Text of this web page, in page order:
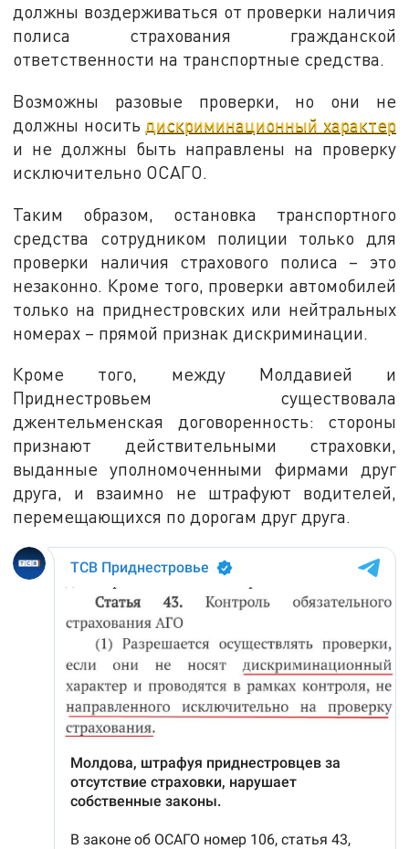
должны воздерживаться от проверки наличия
полиса страхования гражданской
ответственности на транспортные средства.
Возможны разовые проверки, но они не
должны носить дискриминационный характер
и не должны быть направлены на проверку
исключительно ОСАГО.
Таким образом, остановка транспортного
средства сотрудником полиции только для
проверки наличия страхового полиса – это
незаконно. Кроме того, проверки автомобилей
только на приднестровских или нейтральных
номерах – прямой признак дискриминации.
Кроме того, между Молдавией и
Приднестровьем существовала
джентельменская договоренность: стороны
признают действительными страховки,
выданные уполномоченными фирмами друг
друга, и взаимно не штрафуют водителей,
перемещающихся по дорогам друг друга.